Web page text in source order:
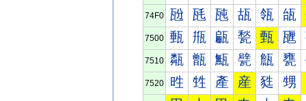
74F0 瓰 瓱 瓲 瓳 瓴 瓵
7500 甀 甁 甂 甃 甄 甅
7510 甐 甑 甒 甓 甔 甕
7520 甠 甡 產 産 甤 甥